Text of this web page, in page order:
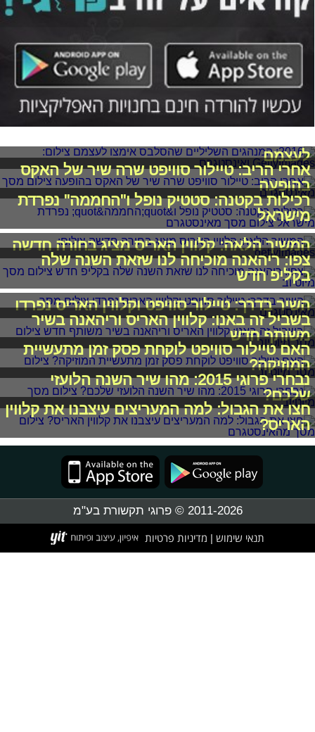
לעצמם
אחרי הריב: טיילור סוויפט שרה שיר של האקס
בהופעה
רכילות בקטנה: סטטיק נופל ו"החממה" נפרדת
מישראל
המשיך הלאה: קלווין האריס מציג בחורה חדשה
צפו: ריהאנה מוכיחה לנו שזאת השנה שלה
בקליפ חדש
השיר בדרך: טיילור סוויפט וקלווין האריס נפרדו
בשביל זה באנו: קלווין האריס וריהאנה בשיר
משותף חדש
האם טיילור סוויפט לוקחת פסק זמן מתעשיית
המוזיקה?
נבחרי פרוגי 2015: מהו שיר השנה הלועזי
שלכם?
חצו את הגבול: למה המעריצים עיצבנו את קלווין
האריס?
2011-2026 © פרוגי תקשורת בע"מ
תנאי שימוש מדיניות פרטיות